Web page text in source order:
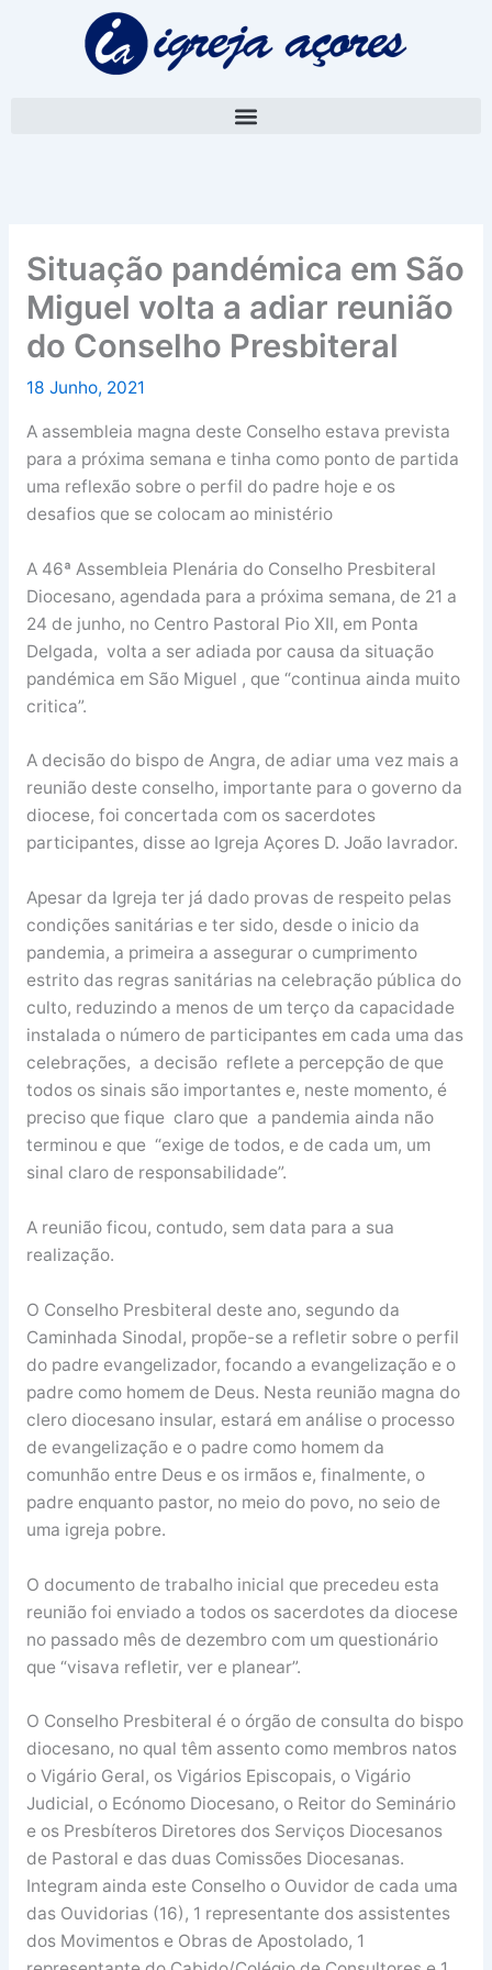
Situação pandémica em São
Miguel volta a adiar reunião
do Conselho Presbiteral
18 Junho, 2021
A assembleia magna deste Conselho estava prevista
para a próxima semana e tinha como ponto de partida
uma reflexão sobre o perfil do padre hoje e os
desafios que se colocam ao ministério
A 46ª Assembleia Plenária do Conselho Presbiteral
Diocesano, agendada para a próxima semana, de 21 a
24 de junho, no Centro Pastoral Pio XII, em Ponta
Delgada, volta a ser adiada por causa da situação
pandémica em São Miguel , que “continua ainda muito
critica”.
A decisão do bispo de Angra, de adiar uma vez mais a
reunião deste conselho, importante para o governo da
diocese, foi concertada com os sacerdotes
participantes, disse ao Igreja Açores D. João lavrador.
Apesar da Igreja ter já dado provas de respeito pelas
condições sanitárias e ter sido, desde o inicio da
pandemia, a primeira a assegurar o cumprimento
estrito das regras sanitárias na celebração pública do
culto, reduzindo a menos de um terço da capacidade
instalada o número de participantes em cada uma das
celebrações, a decisão reflete a percepção de que
todos os sinais são importantes e, neste momento, é
preciso que fique claro que a pandemia ainda não
terminou e que “exige de todos, e de cada um, um
sinal claro de responsabilidade”.
A reunião ficou, contudo, sem data para a sua
realização.
O Conselho Presbiteral deste ano, segundo da
Caminhada Sinodal, propõe-se a refletir sobre o perfil
do padre evangelizador, focando a evangelização e o
padre como homem de Deus. Nesta reunião magna do
clero diocesano insular, estará em análise o processo
de evangelização e o padre como homem da
comunhão entre Deus e os irmãos e, finalmente, o
padre enquanto pastor, no meio do povo, no seio de
uma igreja pobre.
O documento de trabalho inicial que precedeu esta
reunião foi enviado a todos os sacerdotes da diocese
no passado mês de dezembro com um questionário
que “visava refletir, ver e planear”.
O Conselho Presbiteral é o órgão de consulta do bispo
diocesano, no qual têm assento como membros natos
o Vigário Geral, os Vigários Episcopais, o Vigário
Judicial, o Ecónomo Diocesano, o Reitor do Seminário
e os Presbíteros Diretores dos Serviços Diocesanos
de Pastoral e das duas Comissões Diocesanas.
Integram ainda este Conselho o Ouvidor de cada uma
das Ouvidorias (16), 1 representante dos assistentes
dos Movimentos e Obras de Apostolado, 1